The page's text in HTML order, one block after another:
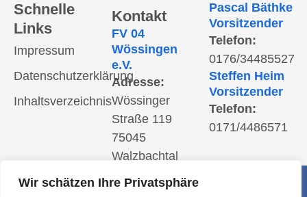
Wir schätzen Ihre Privatsphäre
Schnelle
Links
Impressum
Datenschutzerklärung
Inhaltsverzeichnis
Kontakt
FV 04
Wössingen
e.V.
Adresse:
Wössinger
Straße 119
75045
Walzbachtal
Postanschrift:
Steiner Straße
Pascal Bäthke
Vorsitzender
Telefon:
0176/34485527
Steffen Heim
Vorsitzender
Telefon:
0171/4486571